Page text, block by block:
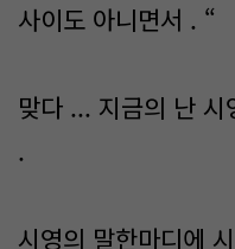
사이도 아니면서 . “
맞다 ... 지금의 난
.
시영의 말한마디에